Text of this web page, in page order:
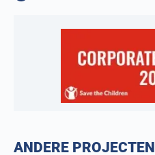
ANDERE PROJECTEN